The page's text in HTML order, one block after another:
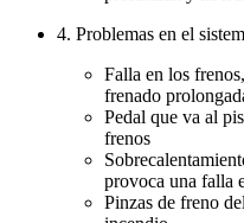
4. Problemas en el
Falla en los
frenado
Pedal que va al
frenos
provoca una falla
Pinzas de freno